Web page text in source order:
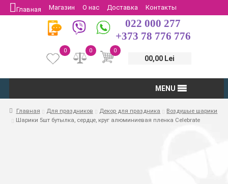
Главная Магазин О нас Доставка
Контакты
Защита потребителей
Возврат
022 000 277
+373 78 776 776
0
00,00 Lei
0
0
MENU
Главная Для праздников Декор для праздника
Воздушые шарики
Шарики 5шт бутылка, сердце, круг алюминиевая пленка Celebrate